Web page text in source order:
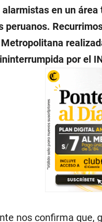
en un
peruanos.
por el
nos confirma que,